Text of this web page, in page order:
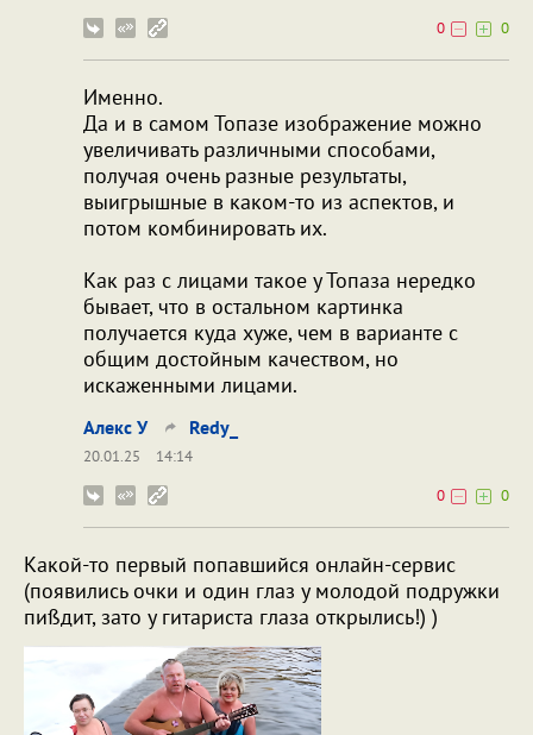
0
0
Именно.
Да и в самом Топазе изображение можно
увеличивать различными способами,
получая очень разные результаты,
выигрышные в каком-то из аспектов, и
потом комбинировать их.
Как раз с лицами такое у Топаза нередко
бывает, что в остальном картинка
получается куда хуже, чем в варианте с
общим достойным качеством, но
искаженными лицами.
Алекс У Redy_
20.01.25
14:14
0
0
Какой-то первый попавшийся онлайн-сервис
(появились очки и один глаз у молодой подружки
пиßдит, зато у гитариста глаза открылись!) )